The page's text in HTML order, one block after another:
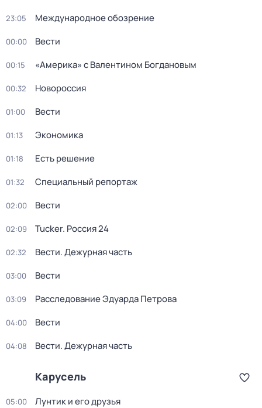
23:05 Международное обозрение
00:00 Вести
00:15 «Америка» с Валентином Богдановым
00:32 Новороссия
01:00 Вести
01:13 Экономика
01:18 Есть решение
01:32 Специальный репортаж
02:00 Вести
02:09 Tucker. Россия 24
02:32 Вести. Дежурная часть
03:00 Вести
03:09 Расследование Эдуарда Петрова
04:00 Вести
04:08 Вести. Дежурная часть
Карусель
05:00 Лунтик и его друзья